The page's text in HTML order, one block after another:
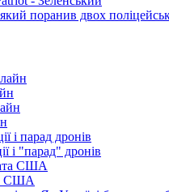
поранив двох
і "парад" дронів
США